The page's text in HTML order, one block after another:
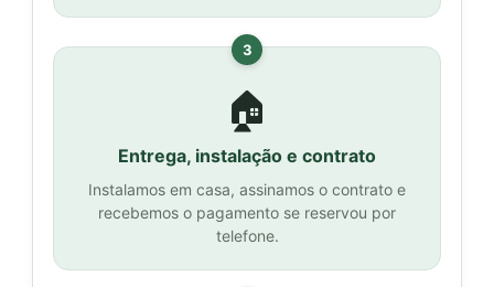
3
🏠
Entrega, instalação e contrato
Instalamos em casa, assinamos o contrato e
recebemos o pagamento se reservou por
telefone.